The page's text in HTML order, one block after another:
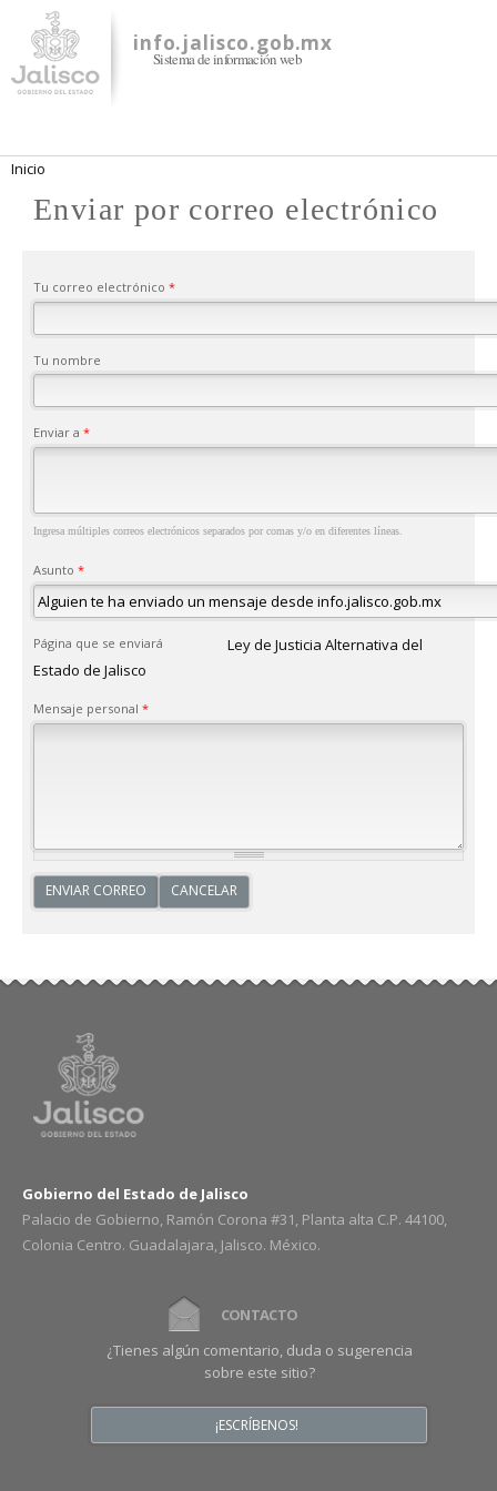
contenido
principal
info.jalisco.gob.mx
Sistema de información web
Se encuentra usted aquí
Inicio
Enviar por correo electrónico
Tu correo electrónico *
Tu nombre
Enviar a *
Ingresa múltiples correos electrónicos separados por comas y/o en diferentes líneas.
Asunto *
Página que se enviará
Ley de Justicia Alternativa del
Estado de Jalisco
Mensaje personal *
Gobierno del Estado de Jalisco
Palacio de Gobierno, Ramón Corona #31, Planta alta C.P. 44100,
Colonia Centro. Guadalajara, Jalisco. México.
CONTACTO
¿Tienes algún comentario, duda o sugerencia
sobre este sitio?
¡ESCRÍBENOS!